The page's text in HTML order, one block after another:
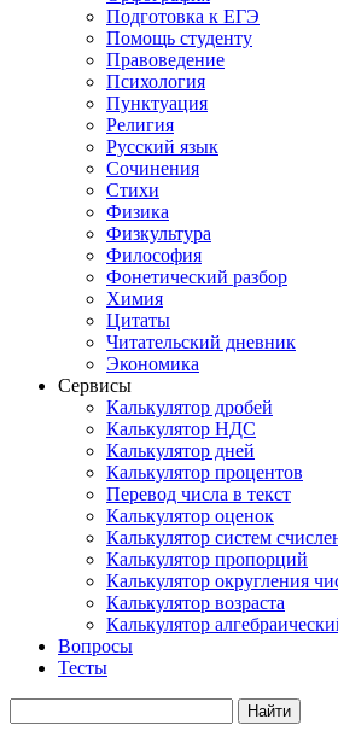
Подготовка к ЕГЭ
Помощь студенту
Правоведение
Психология
Пунктуация
Религия
Русский язык
Сочинения
Стихи
Физика
Физкультура
Философия
Фонетический разбор
Химия
Цитаты
Читательский дневник
Экономика
Сервисы
Калькулятор дробей
Калькулятор НДС
Калькулятор дней
Калькулятор процентов
Перевод числа в текст
Калькулятор оценок
Калькулятор систем
Калькулятор пропорций
Калькулятор округления
Калькулятор возраста
Калькулятор
Вопросы
Тесты
Найти